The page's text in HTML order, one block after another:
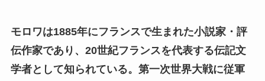
モロワは1885年にフランスで生まれた小説家・評
伝作家であり、20世紀フランスを代表する伝記文
学者として知られている。第一次世界大戦に従軍